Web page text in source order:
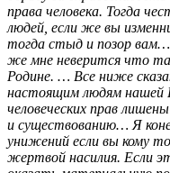
права человека. Тогда
людей, если же вы
тогда стыд и позор вам…
же мне неверится что
Родине. … Все ниже
настоящим людям
человеческих прав
и существованию… Я
унижений если вы кому
жертвой насилия. Если